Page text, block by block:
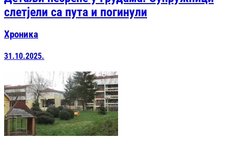
слетјели са пута и погинули
Хроника
31.10.2025.